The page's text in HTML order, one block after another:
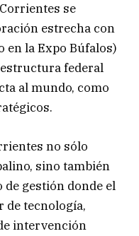
se
estrecha con
en la Expo Búfalos)
federal
al mundo, como
no sólo
sino también
gestión donde el
de tecnología,
intervención